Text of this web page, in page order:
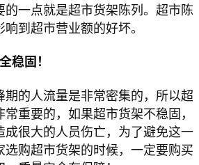
的一点就是超市货架陈列。超市陈
到超市营业额的好坏。
稳固！
期的人流量是非常密集的，所以超
重要的，如果超市货架不稳固，
成很大的人员伤亡，为了避免这一
选购超市货架的时候，一定要购买